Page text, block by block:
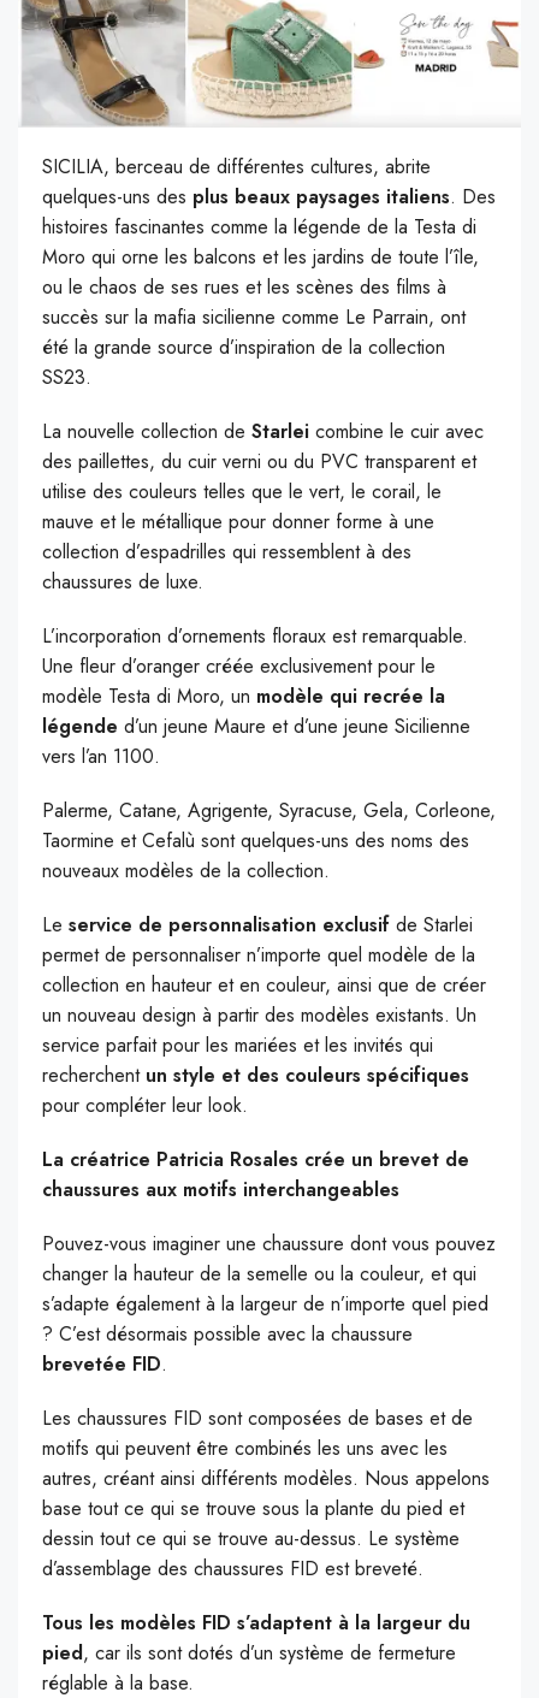
SICILIA, berceau de différentes cultures, abrite
quelques-uns des plus beaux paysages italiens. Des
histoires fascinantes comme la légende de la Testa di
Moro qui orne les balcons et les jardins de toute l’île,
ou le chaos de ses rues et les scènes des films à
succès sur la mafia sicilienne comme Le Parrain, ont
été la grande source d’inspiration de la collection
SS23.
La nouvelle collection de Starlei combine le cuir avec
des paillettes, du cuir verni ou du PVC transparent et
utilise des couleurs telles que le vert, le corail, le
mauve et le métallique pour donner forme à une
collection d’espadrilles qui ressemblent à des
chaussures de luxe.
L’incorporation d’ornements floraux est remarquable.
Une fleur d’oranger créée exclusivement pour le
modèle Testa di Moro, un modèle qui recrée la
légende d’un jeune Maure et d’une jeune Sicilienne
vers l’an 1100.
Palerme, Catane, Agrigente, Syracuse, Gela, Corleone,
Taormine et Cefalù sont quelques-uns des noms des
nouveaux modèles de la collection.
Le service de personnalisation exclusif de Starlei
permet de personnaliser n’importe quel modèle de la
collection en hauteur et en couleur, ainsi que de créer
un nouveau design à partir des modèles existants. Un
service parfait pour les mariées et les invités qui
recherchent un style et des couleurs spécifiques
pour compléter leur look.
La créatrice Patricia Rosales crée un brevet de
chaussures aux motifs interchangeables
Pouvez-vous imaginer une chaussure dont vous pouvez
changer la hauteur de la semelle ou la couleur, et qui
s’adapte également à la largeur de n’importe quel pied
? C’est désormais possible avec la chaussure
brevetée FID.
Les chaussures FID sont composées de bases et de
motifs qui peuvent être combinés les uns avec les
autres, créant ainsi différents modèles. Nous appelons
base tout ce qui se trouve sous la plante du pied et
dessin tout ce qui se trouve au-dessus. Le système
d’assemblage des chaussures FID est breveté.
Tous les modèles FID s’adaptent à la largeur du
pied, car ils sont dotés d’un système de fermeture
réglable à la base.